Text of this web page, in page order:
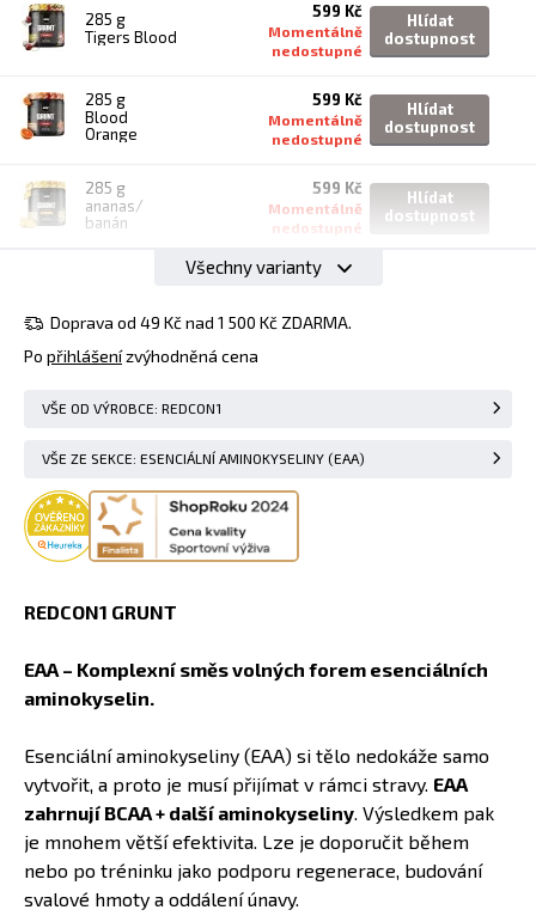
285 g
Tigers Blood
599 Kč
Momentálně
nedostupné
Hlídat
dostupnost
285 g
Blood
Orange
599 Kč
Momentálně
nedostupné
Hlídat
dostupnost
285 g
ananas/
banán
599 Kč
Momentálně
nedostupné
Hlídat
dostupnost
599 Kč
nedostupné
Všechny varianty
Doprava od 49 Kč nad 1 500 Kč ZDARMA.
Po přihlášenízvýhodněná cena
VŠE OD VÝROBCE: REDCON1
VŠE ZE SEKCE: ESENCIÁLNÍ AMINOKYSELINY (EAA)
REDCON1 GRUNT
EAA – Komplexní směs volných forem esenciálních
aminokyselin.
Esenciální aminokyseliny (EAA) si tělo nedokáže samo
vytvořit, a proto je musí přijímat v rámci stravy. EAA
zahrnují BCAA + další aminokyseliny. Výsledkem pak
je mnohem větší efektivita. Lze je doporučit během
nebo po tréninku jako podporu regenerace, budování
svalové hmoty a oddálení únavy.